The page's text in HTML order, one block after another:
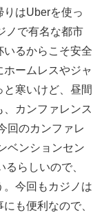
はUberを使っ
ノで有名な都市
いるからこそ安全
ームレスやジャ
寒いけど、昼間
カンファレンス
回のカンファレ
ベンションセン
らしいので、
今回もカジノは
も便利なので、